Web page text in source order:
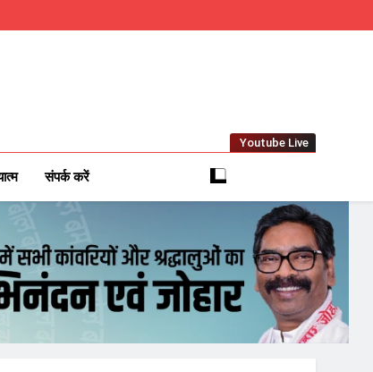
Network
Youtube Live
संपर्क करें